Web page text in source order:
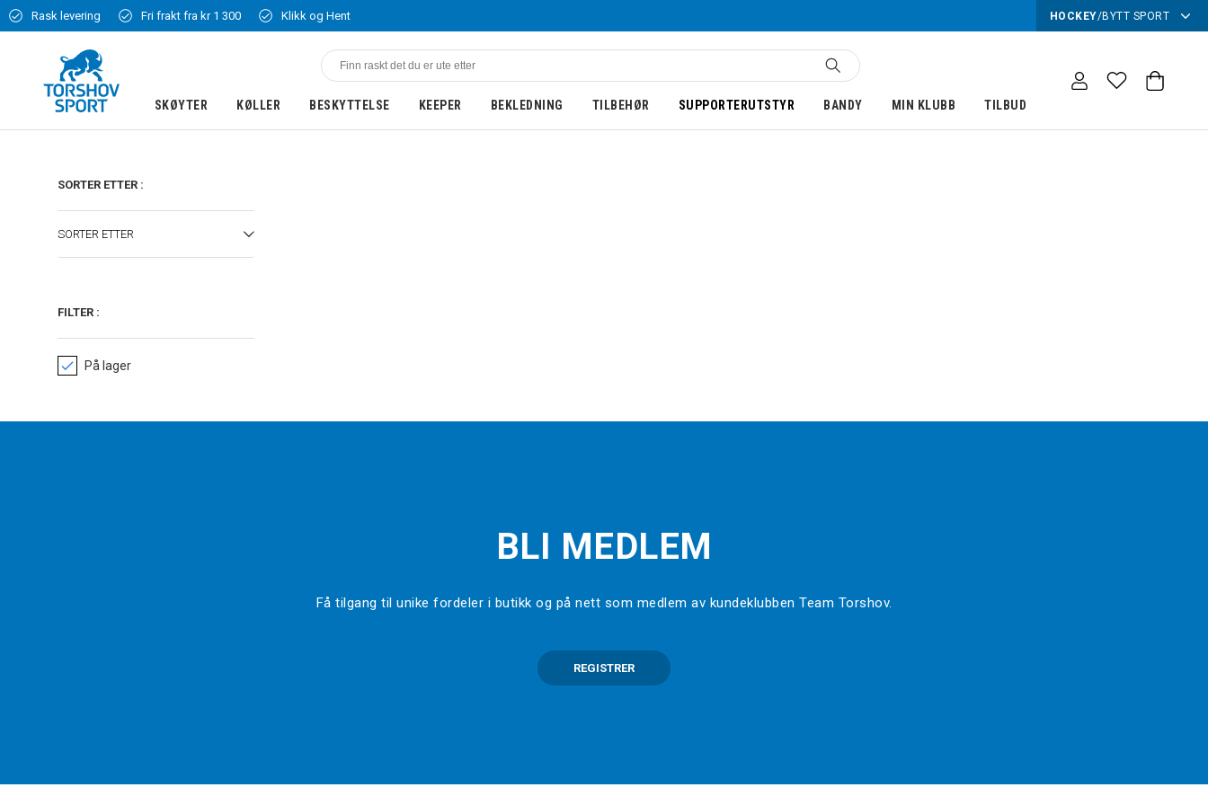
Rask levering Fri frakt fra kr 1 300 Klikk og Hent HOCKEY/BYTT SPORT
SKØYTER KØLLER BESKYTTELSE KEEPER BEKLEDNING TILBEHØR SUPPORTERUTSTYR BANDY MIN KLUBB TILBUD
SORTER ETTER :
SORTER ETTER
FILTER :
På lager
BLI MEDLEM
Få tilgang til unike fordeler i butikk og på nett som medlem av kundeklubben Team Torshov.
REGISTRER